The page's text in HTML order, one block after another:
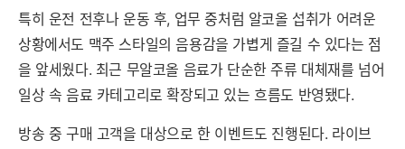
특히 운전 전후나 운동 후, 업무 중처럼 알코올 섭취가 어려운
상황에서도 맥주 스타일의 음용감을 가볍게 즐길 수 있다는 점
을 앞세웠다. 최근 무알코올 음료가 단순한 주류 대체재를 넘어
일상 속 음료 카테고리로 확장되고 있는 흐름도 반영됐다.
방송 중 구매 고객을 대상으로 한 이벤트도 진행된다. 라이브